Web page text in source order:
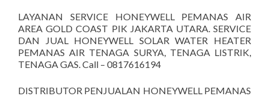
LAYANAN SERVICE HONEYWELL PEMANAS AIR
AREA GOLD COAST PIK JAKARTA UTARA. SERVICE
DAN JUAL HONEYWELL SOLAR WATER HEATER
PEMANAS AIR TENAGA SURYA, TENAGA LISTRIK,
TENAGA GAS. Call – 0817616194
DISTRIBUTOR PENJUALAN HONEYWELL PEMANAS